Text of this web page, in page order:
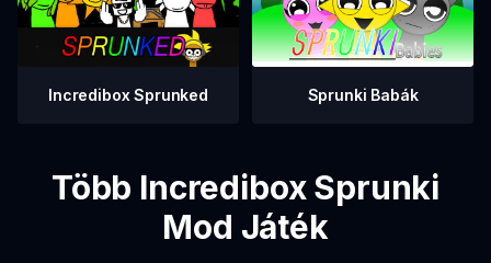
Incredibox Sprunked Sprunki Babák
Több Incredibox Sprunki
Mod Játék